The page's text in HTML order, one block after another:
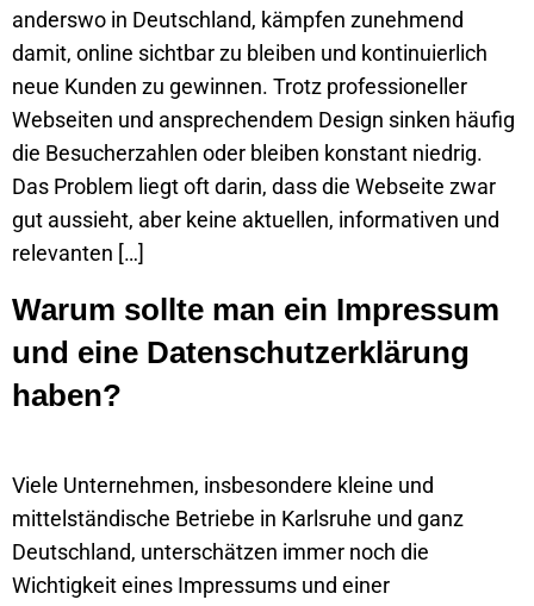
anderswo in Deutschland, kämpfen zunehmend
damit, online sichtbar zu bleiben und kontinuierlich
neue Kunden zu gewinnen. Trotz professioneller
Webseiten und ansprechendem Design sinken häufig
die Besucherzahlen oder bleiben konstant niedrig.
Das Problem liegt oft darin, dass die Webseite zwar
gut aussieht, aber keine aktuellen, informativen und
relevanten […]
Warum sollte man ein Impressum
und eine Datenschutzerklärung
haben?
Viele Unternehmen, insbesondere kleine und
mittelständische Betriebe in Karlsruhe und ganz
Deutschland, unterschätzen immer noch die
Wichtigkeit eines Impressums und einer